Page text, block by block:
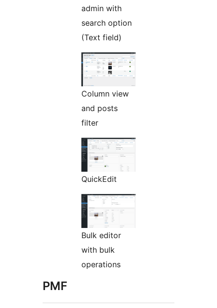
admin with
search option
(Text field)
Column view
and posts
filter
QuickEdit
Bulk editor
with bulk
operations
PMF